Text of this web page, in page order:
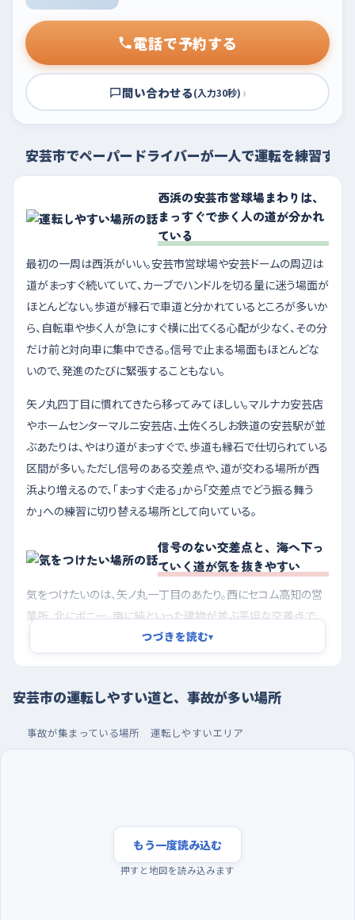
電話で予約する
問い合わせる(入力30秒) ›
安芸市でペーパードライバーが一人で運転を練習する
西浜の安芸市営球場まわりは、
まっすぐで歩く人の道が分かれ
ている
最初の一周は西浜がいい。安芸市営球場や安芸ドームの周辺は
道がまっすぐ続いていて、カーブでハンドルを切る量に迷う場面が
ほとんどない。歩道が縁石で車道と分かれているところが多いか
ら、自転車や歩く人が急にすぐ横に出てくる心配が少なく、その分
だけ前と対向車に集中できる。信号で止まる場面もほとんどな
いので、発進のたびに緊張することもない。
矢ノ丸四丁目に慣れてきたら移ってみてほしい。マルナカ安芸店
やホームセンターマルニ安芸店、土佐くろしお鉄道の安芸駅が並
ぶあたりは、やはり道がまっすぐで、歩道も縁石で仕切られている
区間が多い。ただし信号のある交差点や、道が交わる場所が西
浜より増えるので、「まっすぐ走る」から「交差点でどう振る舞う
か」への練習に切り替える場所として向いている。
信号のない交差点と、海へ下っ
ていく道が気を抜きやすい
気をつけたいのは、矢ノ丸一丁目のあたり。西にセコム高知の営
業所、北にポニー、南に純といった建物が並ぶ平坦な交差点で、
信号がないため止まるかどうかを自分で決めなければならな
い。平坦でまわりが見えるつもりでも、左右の車が同じ速さで近
いったん速度を落として首を振る習慣をつけたい。
穴内乙のあたりは、安芸市消防の穴内分団屯所や穴内漁業協同
セルを抜き、いつもより早めにブレーキへ足を移しておくといい。
井ノ口甲の安芸中学校の西側も、信号のない平坦な交差点なの
つづきを読む▾
安芸市の運転しやすい道と、事故が多い場所
事故が集まっている場所 運転しやすいエリア
もう一度読み込む
押すと地図を読み込みます